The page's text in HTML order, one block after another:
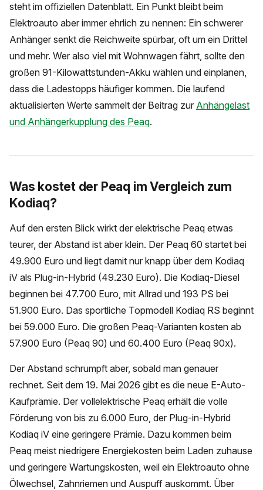
steht im offiziellen Datenblatt. Ein Punkt bleibt beim
Elektroauto aber immer ehrlich zu nennen: Ein schwerer
Anhänger senkt die Reichweite spürbar, oft um ein Drittel
und mehr. Wer also viel mit Wohnwagen fährt, sollte den
großen 91-Kilowattstunden-Akku wählen und einplanen,
dass die Ladestopps häufiger kommen. Die laufend
aktualisierten Werte sammelt der Beitrag zur Anhängelast
und Anhängerkupplung des Peaq.
Was kostet der Peaq im Vergleich zum
Kodiaq?
Auf den ersten Blick wirkt der elektrische Peaq etwas
teurer, der Abstand ist aber klein. Der Peaq 60 startet bei
49.900 Euro und liegt damit nur knapp über dem Kodiaq
iV als Plug-in-Hybrid (49.230 Euro). Die Kodiaq-Diesel
beginnen bei 47.700 Euro, mit Allrad und 193 PS bei
51.900 Euro. Das sportliche Topmodell Kodiaq RS beginnt
bei 59.000 Euro. Die großen Peaq-Varianten kosten ab
57.900 Euro (Peaq 90) und 60.400 Euro (Peaq 90x).
Der Abstand schrumpft aber, sobald man genauer
rechnet. Seit dem 19. Mai 2026 gibt es die neue E-Auto-
Kaufprämie. Der vollelektrische Peaq erhält die volle
Förderung von bis zu 6.000 Euro, der Plug-in-Hybrid
Kodiaq iV eine geringere Prämie. Dazu kommen beim
Peaq meist niedrigere Energiekosten beim Laden zuhause
und geringere Wartungskosten, weil ein Elektroauto ohne
Ölwechsel, Zahnriemen und Auspuff auskommt. Über